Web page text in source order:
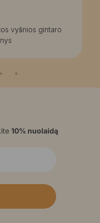
vyšnios gintaro
10% nuolaidą